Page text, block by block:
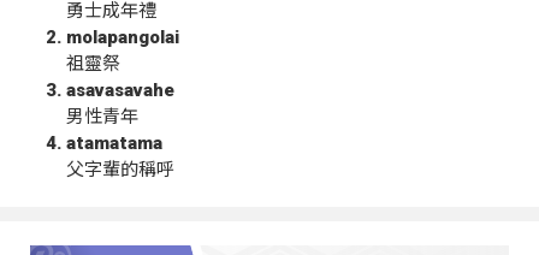
勇士成年禮
molapangolai
祖靈祭
asavasavahe
男性青年
atamatama
父字輩的稱呼